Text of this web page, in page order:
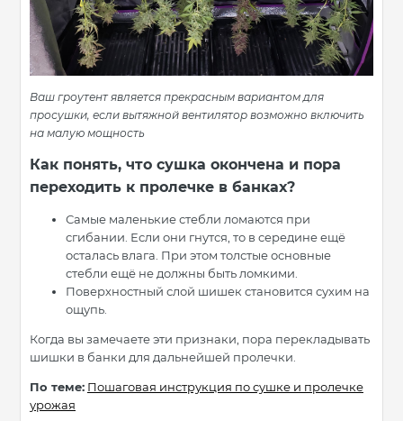
Ваш гроутент является прекрасным вариантом для
просушки, если вытяжной вентилятор возможно включить
на малую мощность
Как понять, что сушка окончена и пора
переходить к пролечке в банках?
Самые маленькие стебли ломаются при
сгибании. Если они гнутся, то в середине ещё
осталась влага. При этом толстые основные
стебли ещё не должны быть ломкими.
Поверхностный слой шишек становится сухим на
ощупь.
Когда вы замечаете эти признаки, пора перекладывать
шишки в банки для дальнейшей пролечки.
По теме: Пошаговая инструкция по сушке и пролечке
урожая